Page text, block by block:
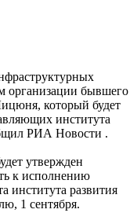
организации бывшего
который будет
института
РИА Новости .
утвержден
к исполнению
института развития
1 сентября.